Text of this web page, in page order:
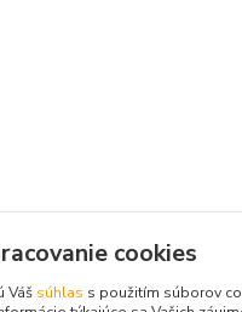
cookies
Váš súhlas s použitím súborov